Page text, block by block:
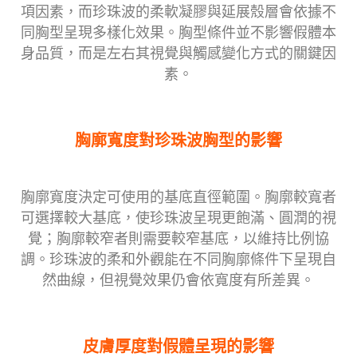
項因素，而珍珠波的柔軟凝膠與延展殼層會依據不
同胸型呈現多樣化效果。胸型條件並不影響假體本
身品質，而是左右其視覺與觸感變化方式的關鍵因
素。
胸廓寬度對珍珠波胸型的影響
胸廓寬度決定可使用的基底直徑範圍。胸廓較寬者
可選擇較大基底，使珍珠波呈現更飽滿、圓潤的視
覺；胸廓較窄者則需要較窄基底，以維持比例協
調。珍珠波的柔和外觀能在不同胸廓條件下呈現自
然曲線，但視覺效果仍會依寬度有所差異。
皮膚厚度對假體呈現的影響